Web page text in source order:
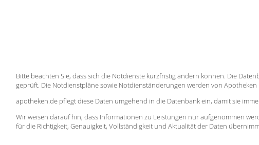
Bitte beachten Sie, dass sich die Notdienste kurzfristig ändern können. Die
geprüft. Die Notdienstpläne sowie Notdienständerungen werden von
apotheken.de pflegt diese Daten umgehend in die Datenbank ein, damit sie
Wir weisen darauf hin, dass Informationen zu Leistungen nur aufgenommen
für die Richtigkeit, Genauigkeit, Vollständigkeit und Aktualität der Daten